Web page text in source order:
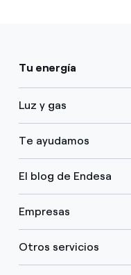
Tu energía
Luz y gas
Te ayudamos
El blog de Endesa
Empresas
Otros servicios